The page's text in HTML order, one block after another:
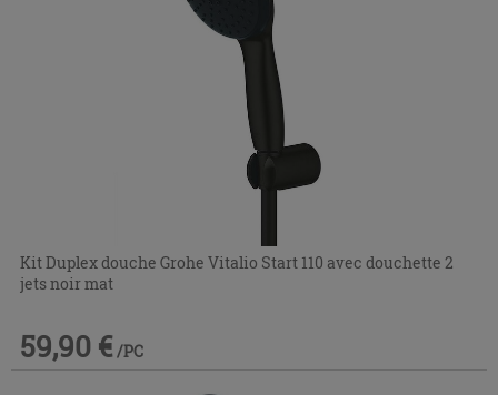
Kit Duplex douche Grohe Vitalio Start 110 avec douchette 2
jets noir mat
59,90 € /PC